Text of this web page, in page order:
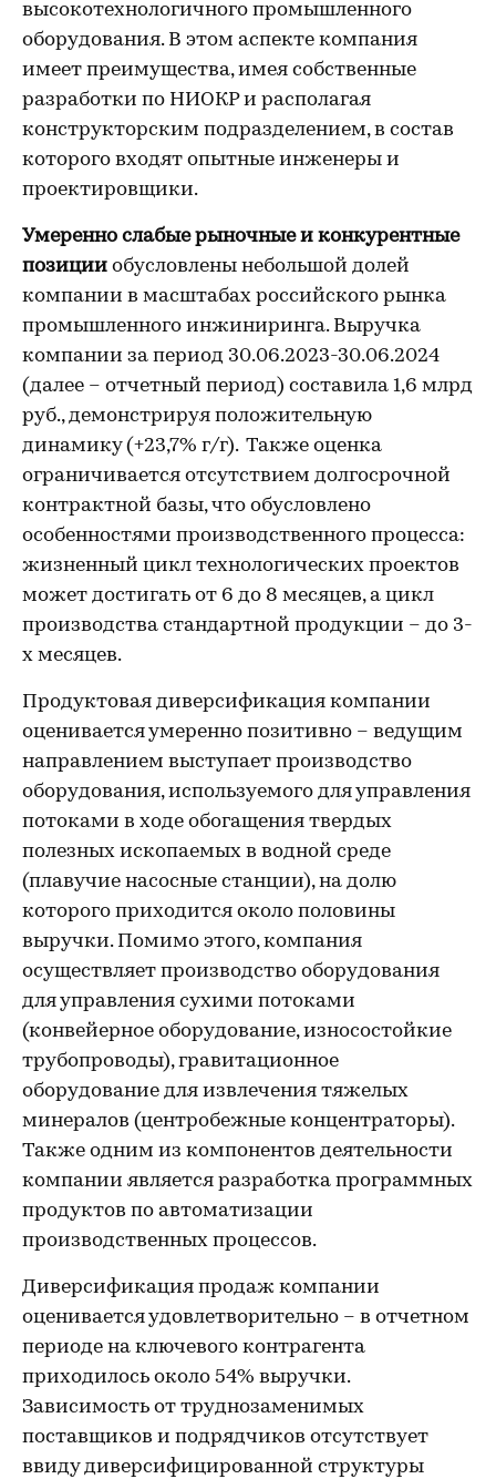
высокотехнологичного промышленного
оборудования. В этом аспекте компания
имеет преимущества, имея собственные
разработки по НИОКР и располагая
конструкторским подразделением, в состав
которого входят опытные инженеры и
проектировщики.
Умеренно слабые рыночные и конкурентные
позиции обусловлены небольшой долей
компании в масштабах российского рынка
промышленного инжиниринга. Выручка
компании за период 30.06.2023-30.06.2024
(далее – отчетный период) составила 1,6 млрд
руб., демонстрируя положительную
динамику (+23,7% г/г). Также оценка
ограничивается отсутствием долгосрочной
контрактной базы, что обусловлено
особенностями производственного процесса:
жизненный цикл технологических проектов
может достигать от 6 до 8 месяцев, а цикл
производства стандартной продукции – до 3-
х месяцев.
Продуктовая диверсификация компании
оценивается умеренно позитивно – ведущим
направлением выступает производство
оборудования, используемого для управления
потоками в ходе обогащения твердых
полезных ископаемых в водной среде
(плавучие насосные станции), на долю
которого приходится около половины
выручки. Помимо этого, компания
осуществляет производство оборудования
для управления сухими потоками
(конвейерное оборудование, износостойкие
трубопроводы), гравитационное
оборудование для извлечения тяжелых
минералов (центробежные концентраторы).
Также одним из компонентов деятельности
компании является разработка программных
продуктов по автоматизации
производственных процессов.
Диверсификация продаж компании
оценивается удовлетворительно – в отчетном
периоде на ключевого контрагента
приходилось около 54% выручки.
Зависимость от труднозаменимых
поставщиков и подрядчиков отсутствует
ввиду диверсифицированной структуры